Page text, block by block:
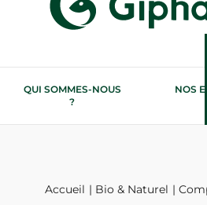
QUI SOMMES-NOUS
?
NOS
Accueil Bio & Naturel